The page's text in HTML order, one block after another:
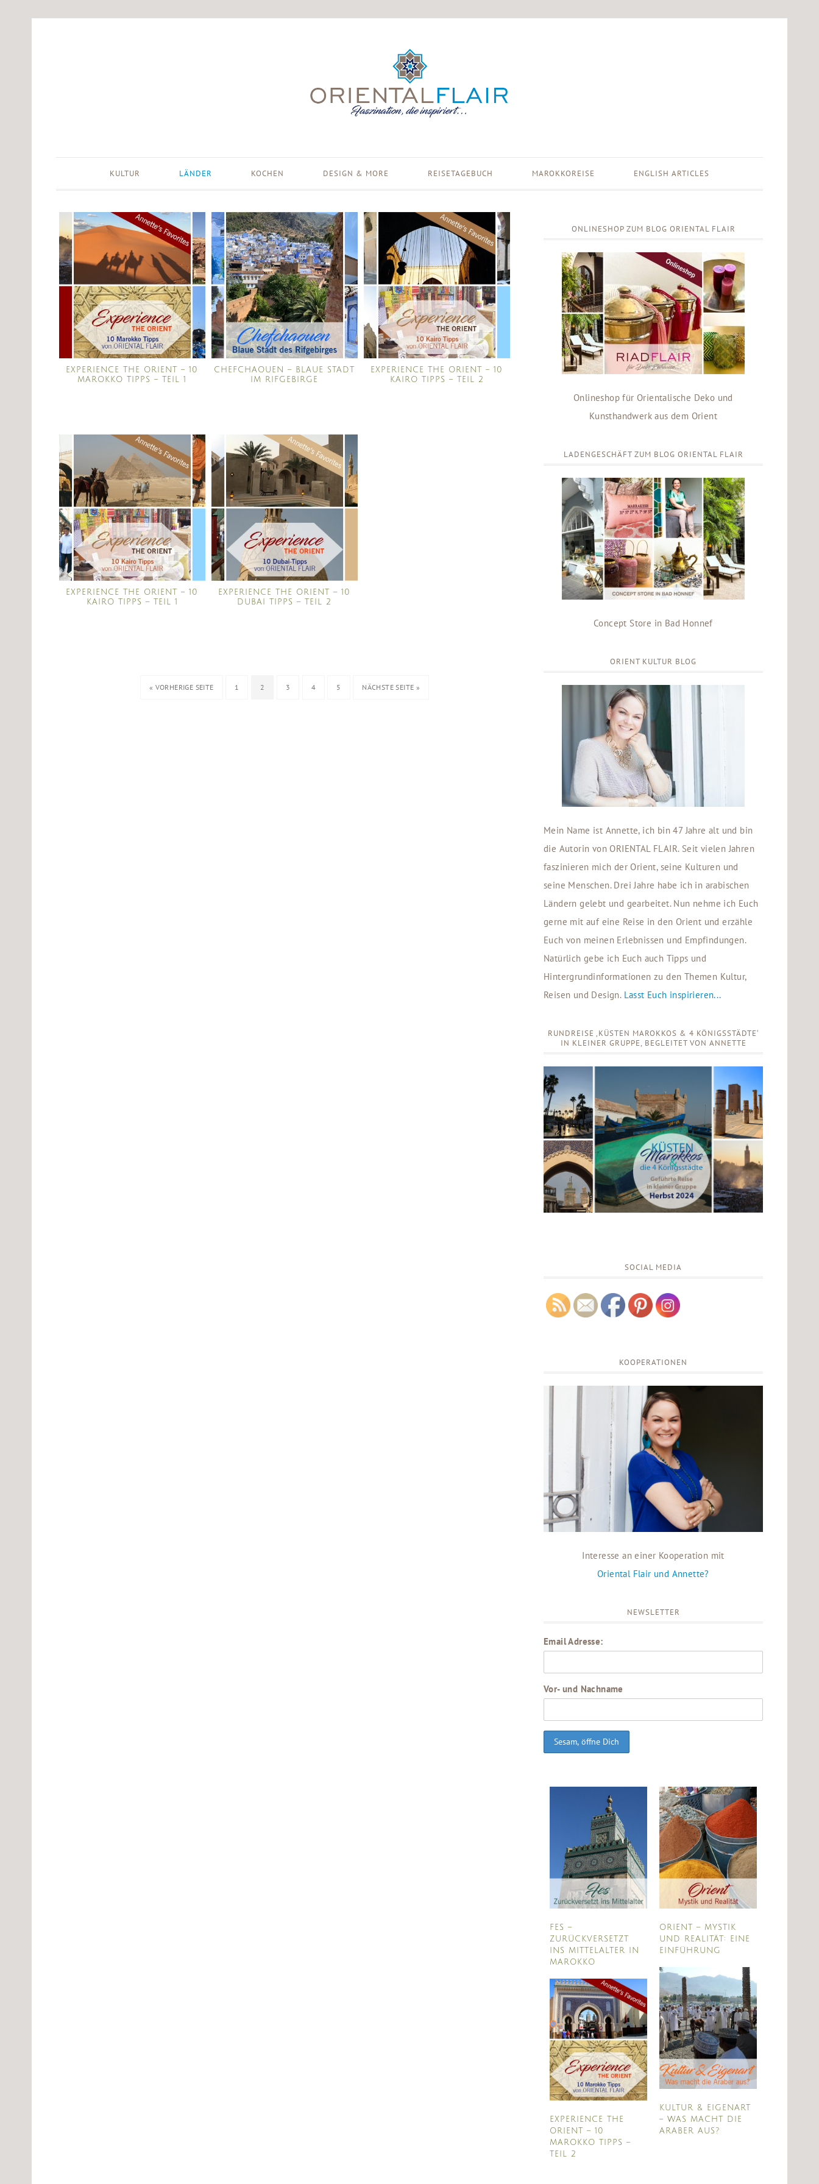
KULTUR LÄNDER KOCHEN DESIGN & MORE REISETAGEBUCH MAROKKOREISE ENGLISH ARTICLES
EXPERIENCE THE ORIENT – 10
MAROKKO TIPPS – TEIL 1
CHEFCHAOUEN – BLAUE STADT
IM RIFGEBIRGE
EXPERIENCE THE ORIENT – 10
KAIRO TIPPS – TEIL 2
EXPERIENCE THE ORIENT – 10
KAIRO TIPPS – TEIL 1
EXPERIENCE THE ORIENT – 10
DUBAI TIPPS – TEIL 2
« VORHERIGE SEITE 1 2 3 4 5 NÄCHSTE SEITE »
ONLINESHOP ZUM BLOG ORIENTAL FLAIR
Onlineshop für Orientalische Deko und
Kunsthandwerk aus dem Orient
LADENGESCHÄFT ZUM BLOG ORIENTAL FLAIR
Concept Store in Bad Honnef
ORIENT KULTUR BLOG
Mein Name ist Annette, ich bin 47 Jahre alt und bin
die Autorin von ORIENTAL FLAIR. Seit vielen Jahren
faszinieren mich der Orient, seine Kulturen und
seine Menschen. Drei Jahre habe ich in arabischen
Ländern gelebt und gearbeitet. Nun nehme ich Euch
gerne mit auf eine Reise in den Orient und erzähle
Euch von meinen Erlebnissen und Empfindungen.
Natürlich gebe ich Euch auch Tipps und
Hintergrundinformationen zu den Themen Kultur,
Reisen und Design. Lasst Euch inspirieren...
RUNDREISE ‚KÜSTEN MAROKKOS & 4 KÖNIGSSTÄDTE‘
IN KLEINER GRUPPE, BEGLEITET VON ANNETTE
SOCIAL MEDIA
KOOPERATIONEN
Interesse an einer Kooperation mit
Oriental Flair und Annette?
NEWSLETTER
Email Adresse:
Vor- und Nachname
FES –
ZURÜCKVERSETZT
INS MITTELALTER IN
MAROKKO
EXPERIENCE THE
ORIENT – 10
MAROKKO TIPPS –
TEIL 2
ORIENT – MYSTIK
UND REALITÄT: EINE
EINFÜHRUNG
KULTUR & EIGENART
– WAS MACHT DIE
ARABER AUS?